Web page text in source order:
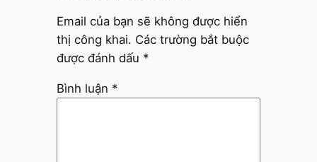
Email của bạn sẽ không được hiển
thị công khai. Các trường bắt buộc
được đánh dấu *
Bình luận *